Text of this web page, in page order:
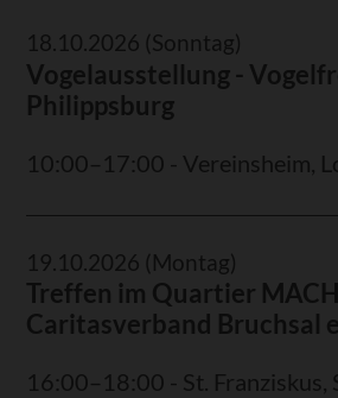
18.10.2026 (Sonntag)
Vogelausstellung -
Philippsburg
10:00–17:00 - Vereinsheim,
19.10.2026 (Montag)
Treffen im Quartier
Caritasverband Bruchsal
16:00–18:00 - St. Franziskus,